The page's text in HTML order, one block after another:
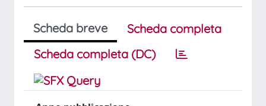
Scheda breve
Scheda completa
Scheda completa (DC)